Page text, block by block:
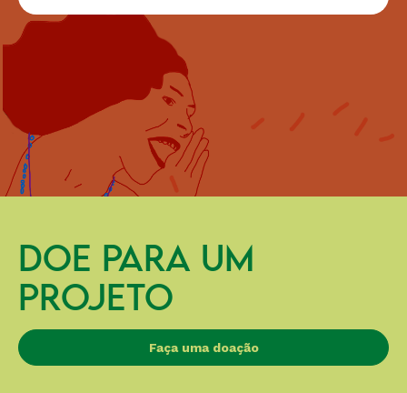
DOE PARA UM
PROJETO
Faça uma doação